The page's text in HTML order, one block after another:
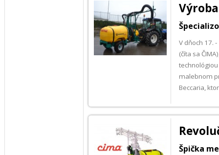
V dňoch 17.
(číta sa
malebnom
Beccaria,
Špička